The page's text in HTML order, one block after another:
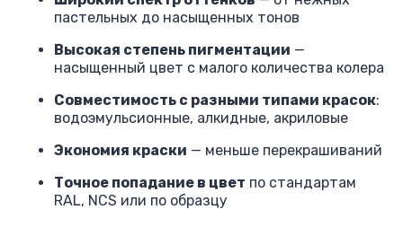
пастельных до насыщенных тонов
Высокая степень пигментации —
насыщенный цвет с малого количества колера
Совместимость с разными типами красок:
водоэмульсионные, алкидные, акриловые
Экономия краски — меньше перекрашиваний
Точное попадание в цвет по стандартам
RAL, NCS или по образцу